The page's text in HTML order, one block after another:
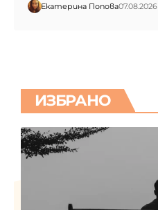
Екатерина Попова07.08.2026
ИЗБРАНО